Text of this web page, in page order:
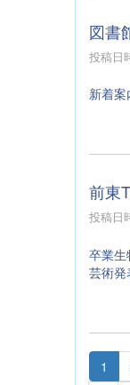
図書
投稿日
新着
前東
投稿日
卒業生
芸術発
1